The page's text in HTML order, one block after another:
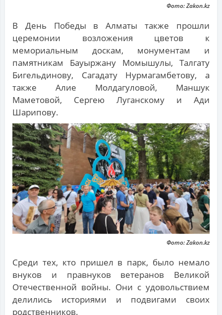
Фото: Zakon.kz
В День Победы в Алматы также прошли
церемонии возложения цветов к
мемориальным доскам, монументам и
памятникам Бауыржану Момышулы, Талгату
Бигельдинову, Сагадату Нурмагамбетову, а
также Алие Молдагуловой, Маншук
Маметовой, Сергею Луганскому и Ади
Шарипову.
Фото: Zakon.kz
Среди тех, кто пришел в парк, было немало
внуков и правнуков ветеранов Великой
Отечественной войны. Они с удовольствием
делились историями и подвигами своих
родственников.